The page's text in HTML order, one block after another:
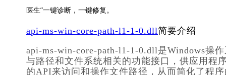
医生”一键诊断，一键修复。
api-ms-win-core-path-l1-1-0.dll简要介绍
api-ms-win-core-path-l1-1-0.dll是Windows操
与路径和文件系统相关的功能接口，供应用程
的API来访问和操作文件路径，从而简化了程